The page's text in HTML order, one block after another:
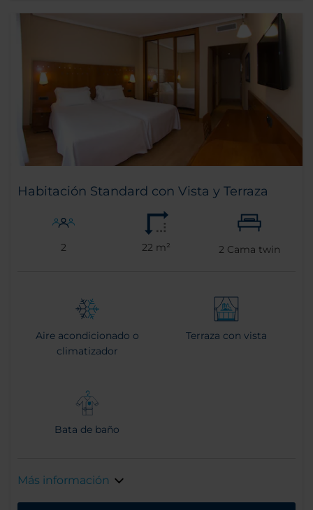
Habitación Standard con Vista y Terraza
2 22 m² 2 Cama twin
Aire acondicionado o
climatizador
Terraza con vista
Bata de baño
Más información